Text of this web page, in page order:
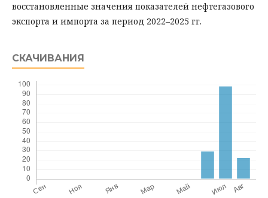
восстановленные значения показате­лей нефтегазового
экспорта и импорта за период 2022–2025 гг.
СКАЧИВАНИЯ